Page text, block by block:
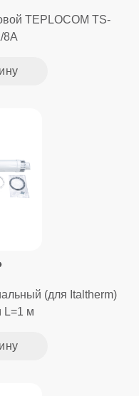
TEPLOCOM TS-
8A
(для Italtherm)
L=1 м